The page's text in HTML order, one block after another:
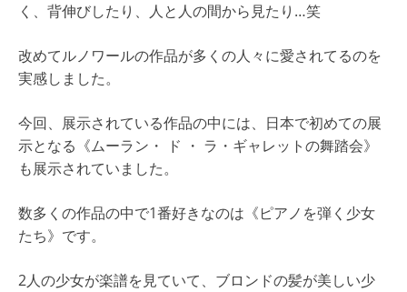
く、背伸びしたり、人と人の間から見たり…笑
改めてルノワールの作品が多くの人々に愛されてるのを
実感しました。
今回、展示されている作品の中には、日本で初めての展
示となる《ムーラン・ ド ・ ラ・ギャレットの舞踏会》
も展示されていました。
数多くの作品の中で1番好きなのは《ピアノを弾く少女
たち》です。
2人の少女が楽譜を見ていて、ブロンドの髪が美しい少